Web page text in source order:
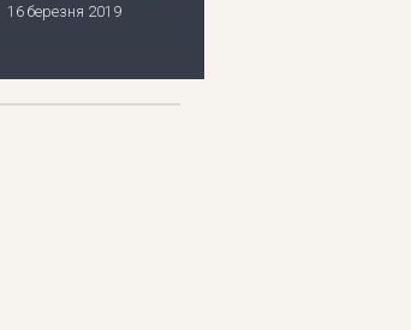
16 березня 2019